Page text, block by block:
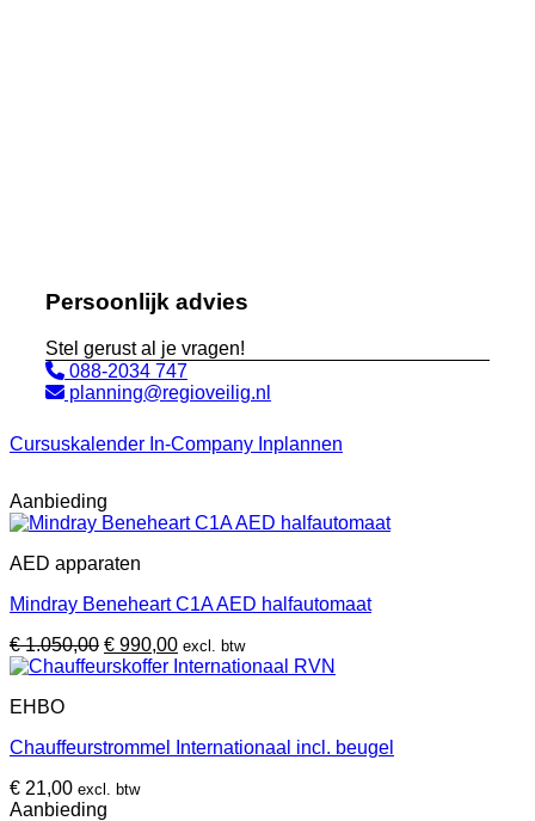
Persoonlijk advies
Stel gerust al je vragen!
088-2034 747
planning@regioveilig.nl
Cursuskalender In-Company Inplannen
Aanbieding
AED apparaten
Mindray Beneheart C1A AED halfautomaat
€1.050,00 Oorspronkelijke
prijs
€ 990,00Huidige
prijs
excl. btw
EHBO
Chauffeurstrommel Internationaal incl. beugel
€ 21,00 excl. btw
Aanbieding